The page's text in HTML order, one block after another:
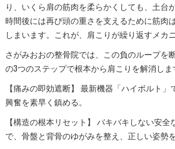
り、いくら肩の筋肉を柔らかくしても、土台
時間後には再び頭の重さを支えるために筋肉
しまいます。これが、肩こりが繰り返すメカ
さがみおおの整骨院では、この負のループを
の3つのステップで根本から肩こりを解消しま
【痛みの即効遮断】 最新機器「ハイボルト
興奮を素早く鎮める。
【構造の根本リセット】 バキバキしない安全
で、骨盤と背骨のゆがみを整え、正しい姿勢を